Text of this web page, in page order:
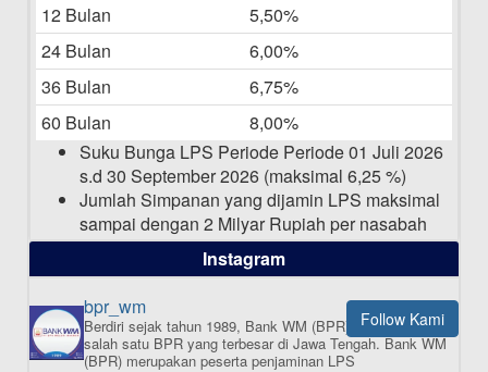
Daftar Pemenang Undian TAMASHA
Bulan April 2025
15-04-2025
Pengumuman Nama Baru Perusahaan
12 Bulan
5,50%
24 Bulan
6,00%
36 Bulan
6,75%
60 Bulan
8,00%
Suku Bunga LPS Periode Periode 01 Juli 2026
s.d 30 September 2026 (maksimal 6,25 %)
Jumlah Simpanan yang dijamin LPS maksimal
sampai dengan 2 Milyar Rupiah per nasabah
dalam satu bank
ISI APLIKASI SEKARANG
Instagram
Follow Kami
bpr_wm
Berdiri sejak tahun 1989, Bank WM (BPR) merupakan
salah satu BPR yang terbesar di Jawa Tengah.Bank WM
(BPR) merupakan peserta penjaminan LPS